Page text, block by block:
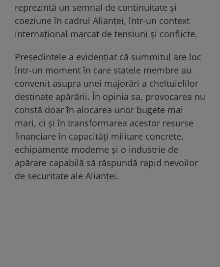
reprezintă un semnal de continuitate și
coeziune în cadrul Alianței, într-un context
internațional marcat de tensiuni și conflicte.
Președintele a evidențiat că summitul are loc
într-un moment în care statele membre au
convenit asupra unei majorări a cheltuielilor
destinate apărării. În opinia sa, provocarea nu
constă doar în alocarea unor bugete mai
mari, ci și în transformarea acestor resurse
financiare în capacități militare concrete,
echipamente moderne și o industrie de
apărare capabilă să răspundă rapid nevoilor
de securitate ale Alianței.